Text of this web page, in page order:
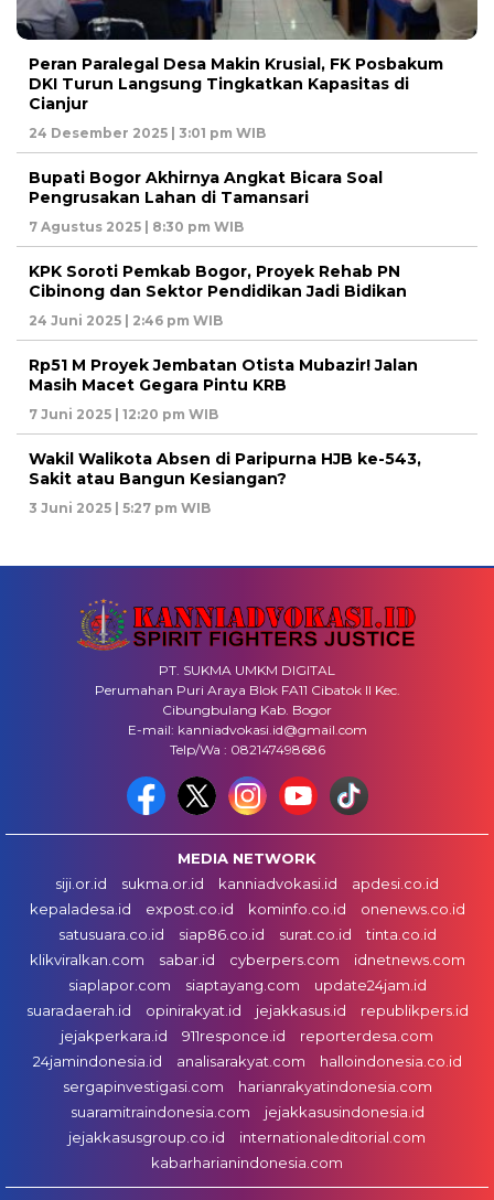
Peran Paralegal Desa Makin Krusial, FK Posbakum
DKI Turun Langsung Tingkatkan Kapasitas di
Cianjur
24 Desember 2025 | 3:01 pm WIB
Bupati Bogor Akhirnya Angkat Bicara Soal
Pengrusakan Lahan di Tamansari
7 Agustus 2025 | 8:30 pm WIB
KPK Soroti Pemkab Bogor, Proyek Rehab PN
Cibinong dan Sektor Pendidikan Jadi Bidikan
24 Juni 2025 | 2:46 pm WIB
Rp51 M Proyek Jembatan Otista Mubazir! Jalan
Masih Macet Gegara Pintu KRB
7 Juni 2025 | 12:20 pm WIB
Wakil Walikota Absen di Paripurna HJB ke-543,
Sakit atau Bangun Kesiangan?
3 Juni 2025 | 5:27 pm WIB
PT. SUKMA UMKM DIGITAL
Perumahan Puri Araya Blok FA11 Cibatok II Kec.
Cibungbulang Kab. Bogor
E-mail: kanniadvokasi.id@gmail.com
Telp/Wa : 082147498686
MEDIA NETWORK
siji.or.id
sukma.or.id kanniadvokasi.id
apdesi.co.id
kepaladesa.id
expost.co.id kominfo.co.id
onenews.co.id
satusuara.co.id
siap86.co.id surat.co.id
tinta.co.id
klikviralkan.com
sabar.id cyberpers.com
idnetnews.com
siaplapor.com
siaptayang.com
update24jam.id
suaradaerah.id
opinirakyat.id jejakkasus.id
republikpers.id
jejakperkara.id
911responce.id
reporterdesa.com
24jamindonesia.id
analisarakyat.com
halloindonesia.co.id
sergapinvestigasi.com
harianrakyatindonesia.com
suaramitraindonesia.com
jejakkasusindonesia.id
jejakkasusgroup.co.id
internationaleditorial.com
kabarharianindonesia.com